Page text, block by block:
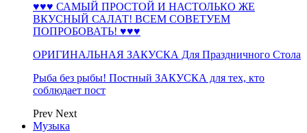
♥♥♥ САМЫЙ ПРОСТОЙ И НАСТОЛЬКО ЖЕ
ВКУСНЫЙ САЛАТ! ВСЕМ СОВЕТУЕМ
ПОПРОБОВАТЬ! ♥♥♥
ОРИГИНАЛЬНАЯ ЗАКУСКА Для Праздничного Стола
Рыба без рыбы! Постный ЗАКУСКА для тех, кто
соблюдает пост
Prev Next
Музыка